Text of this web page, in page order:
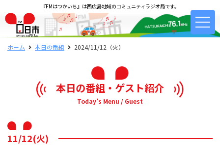
『FMはつかいち』は西広島地域のコミュニティラジオ局です。
ホーム 本日の番組 2024/11/12（火）
本日の番組・ゲスト紹介
Today’s Menu / Guest
11/12(火)